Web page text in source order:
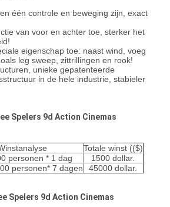
één controle en beweging zijn, exact
van voor en achter toe, sterker het
eigenschap toe: naast wind, voeg
leg sweep, zittrillingen en rook!
unieke gepatenteerde
in de hele industrie, stabieler
Spelers 9d Action Cinemas
Totale winst (($)
personen * 1 dag
1500 dollar.
personen* 7 dagen 45000 dollar.
Spelers 9d Action Cinemas